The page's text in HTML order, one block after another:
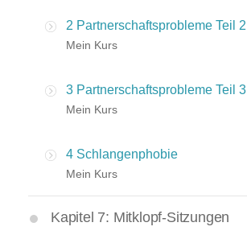
2 Partnerschaftsprobleme Teil 2
Mein Kurs
3 Partnerschaftsprobleme Teil 3
Mein Kurs
4 Schlangenphobie
Mein Kurs
Kapitel 7: Mitklopf-Sitzungen